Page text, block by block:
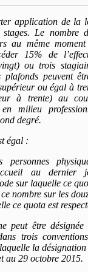
application de la
stages. Le nombre
au même
15% de
ou trois
peuvent
ou égal à
à trente) au
milieu
degré.
égal :
au
sur laquelle ce
nombre sur les
ce quota est
peut être
trois
la
au 29 octobre 2015.